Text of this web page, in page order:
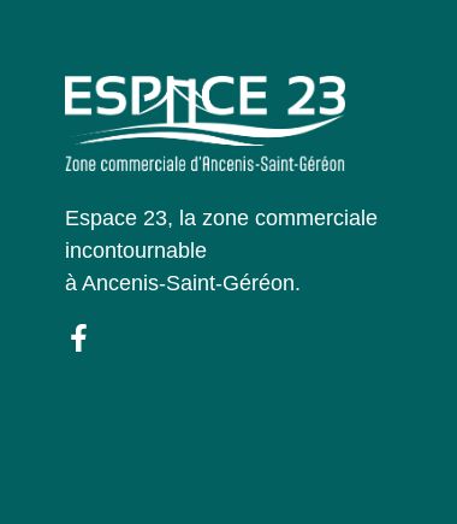
Espace 23, la zone commerciale
incontournable
à Ancenis-Saint-Géréon.